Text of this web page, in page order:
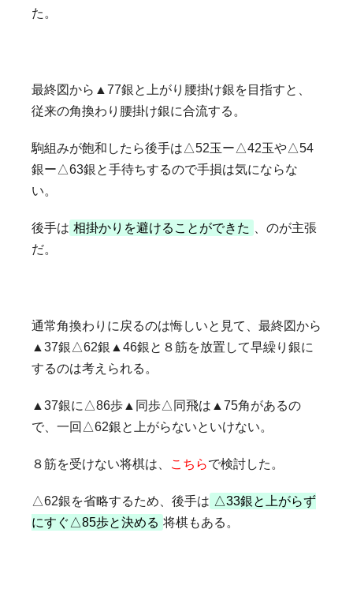
た。
最終図から▲77銀と上がり腰掛け銀を目指すと、
従来の角換わり腰掛け銀に合流する。
駒組みが飽和したら後手は△52玉ー△42玉や△54
銀ー△63銀と手待ちするので手損は気にならな
い。
後手は 相掛かりを避けることができた 、のが主張
だ。
通常角換わりに戻るのは悔しいと見て、最終図から
▲37銀△62銀▲46銀と８筋を放置して早繰り銀に
するのは考えられる。
▲37銀に△86歩▲同歩△同飛は▲75角があるの
で、一回△62銀と上がらないといけない。
８筋を受けない将棋は、 こちらで検討した。
△62銀を省略するため、後手は △33銀と上がらず
にすぐ△85歩と決める 将棋もある。